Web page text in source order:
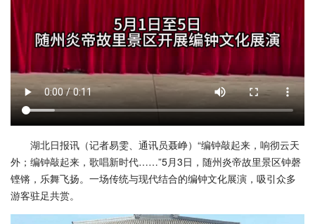
湖北日报讯（记者易雯、通讯员聂峥）“编钟敲起来，响彻云天
外；编钟敲起来，歌唱新时代……”5月3日，随州炎帝故里景区钟磬
铿锵，乐舞飞扬。一场传统与现代结合的编钟文化展演，吸引众多
游客驻足共赏。